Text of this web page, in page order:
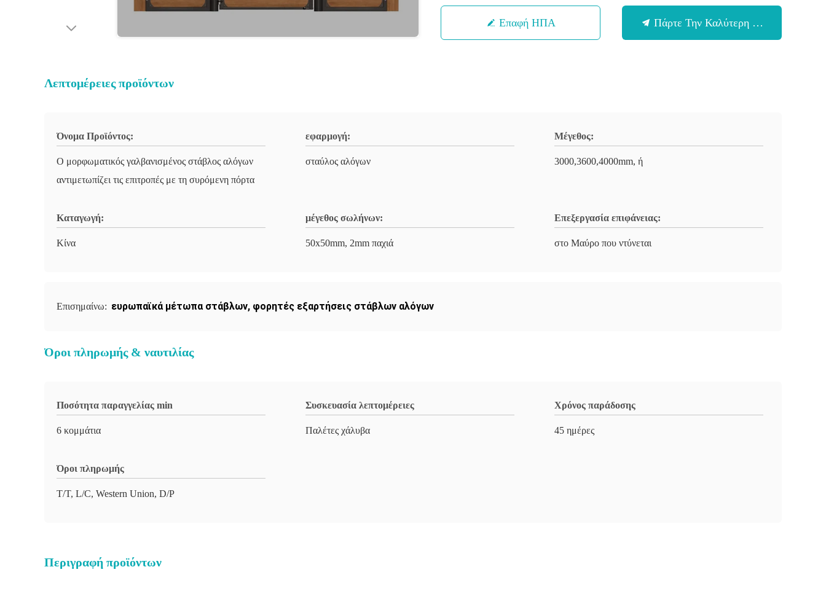
Επαφή ΗΠΑ Πάρτε Την Καλύτερη Τιμή
Λεπτομέρειες προϊόντων
Όνομα Προϊόντος:
Ο μορφωματικός γαλβανισμένος στάβλος αλόγων
αντιμετωπίζει τις επιτροπές με τη συρόμενη πόρτα
εφαρμογή:
σταύλος αλόγων
Μέγεθος:
3000,3600,4000mm, ή
Καταγωγή:
Κίνα
μέγεθος σωλήνων:
50x50mm, 2mm παχιά
Επεξεργασία επιφάνειας:
στο Μαύρο που ντύνεται
Επισημαίνω: ευρωπαϊκά μέτωπα στάβλων, φορητές εξαρτήσεις στάβλων αλόγων
Όροι πληρωμής & ναυτιλίας
Ποσότητα παραγγελίας min
6 κομμάτια
Συσκευασία λεπτομέρειες
Παλέτες χάλυβα
Χρόνος παράδοσης
45 ημέρες
Όροι πληρωμής
T/T, L/C, Western Union, D/P
Περιγραφή προϊόντων